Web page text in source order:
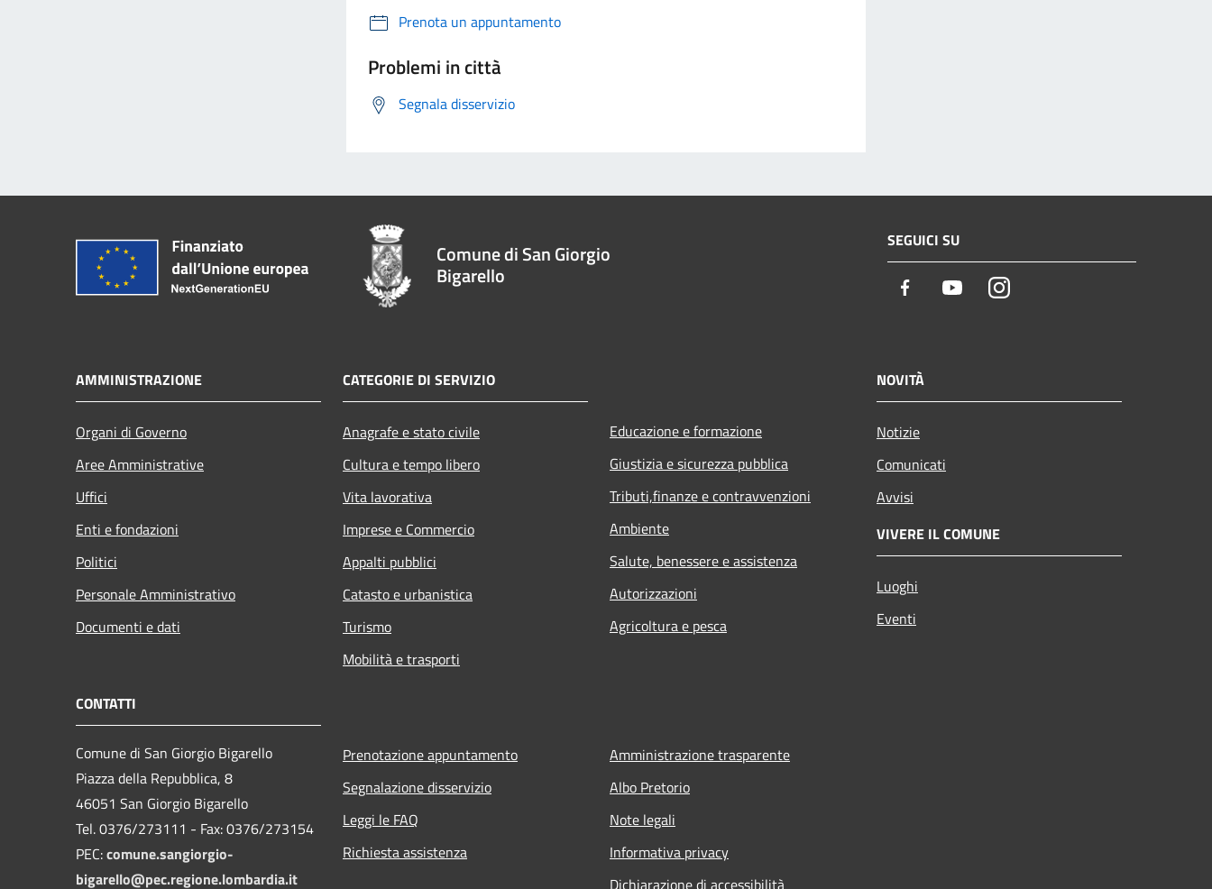
Prenota un appuntamento
Problemi in città
Segnala disservizio
Comune di San Giorgio
Bigarello
SEGUICI SU
Facebook YoutubeInstagram
AMMINISTRAZIONE
Organi di Governo
Aree Amministrative
Uffici
Enti e fondazioni
Politici
Personale Amministrativo
Documenti e dati
CATEGORIE DI SERVIZIO
Anagrafe e stato civile
Cultura e tempo libero
Vita lavorativa
Imprese e Commercio
Appalti pubblici
Catasto e urbanistica
Turismo
Mobilità e trasporti
Educazione e formazione
Giustizia e sicurezza pubblica
Tributi,finanze e contravvenzioni
Ambiente
Salute, benessere e assistenza
Autorizzazioni
Agricoltura e pesca
NOVITÀ
Notizie
Comunicati
Avvisi
VIVERE IL COMUNE
Luoghi
Eventi
CONTATTI
Comune di San Giorgio Bigarello
Piazza della Repubblica, 8
46051 San Giorgio Bigarello
Tel. 0376/273111 - Fax: 0376/273154
PEC:comune.sangiorgio-
bigarello@pec.regione.lombardia.it
Prenotazione appuntamento
Segnalazione disservizio
Leggi le FAQ
Richiesta assistenza
Amministrazione trasparente
Albo Pretorio
Note legali
Informativa privacy
Dichiarazione di accessibilità